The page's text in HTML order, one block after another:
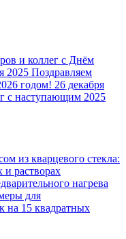
и коллег с Днём
2025 Поздравляем
годом! 26 декабря
с наступающим 2025
из кварцевого стекла:
и растворах
нагрева
для
на 15 квадратных